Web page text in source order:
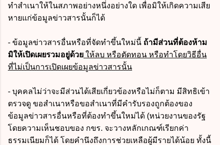
ทำสำเนาให้ในสภาพอย่างหนึ่งอย่างใด เพื่อมิให้เกิดความเสีย
หายแก่ข้อมูลข่าวสารนั้นก็ได้
- ข้อมูลข่าวสารอื่นหรือที่จัดทำขึ้นใหม่นี้ ถ้ามีส่วนที่ต้องห้าม
มิให้เปิดเผยรวมอยู่ด้วย ให้ลบ หรือตัดทอน หรือทำโดยวิธีอื่น
ที่ไม่เป็นการเปิดเผยข้อมูลข่าวสารนั้น
- บุคคลไม่ว่าจะมีส่วนได้เสียเกี่ยวข้องหรือไม่ก็ตาม มีสิทธิเข้า
ตรวจดู ขอสำเนาหรือขอสำเนาที่มีคำรับรองถูกต้องของ
ข้อมูลข่าวสารอื่นหรือที่ต้องทำขึ้นใหม่ได้ (หน่วยงานของรัฐ
โดยความเห็นชอบของ กขร. จะวางหลักเกณฑ์เรียกค่า
ธรรมเนียมก็ได้ โดยคำนึงถึงการช่วยเหลือผู้มีรายได้น้อย ทั้งนี้